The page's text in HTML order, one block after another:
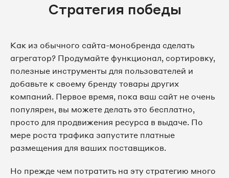
Стратегия победы
Как из обычного сайта-монобренда сделать
агрегатор? Продумайте функционал, сортировку,
полезные инструменты для пользователей и
добавьте к своему бренду товары других
компаний. Первое время, пока ваш сайт не очень
популярен, вы можете делать это бесплатно,
просто для продвижения ресурса в выдаче. По
мере роста трафика запустите платные
размещения для ваших поставщиков.
Но прежде чем потратить на эту стратегию много